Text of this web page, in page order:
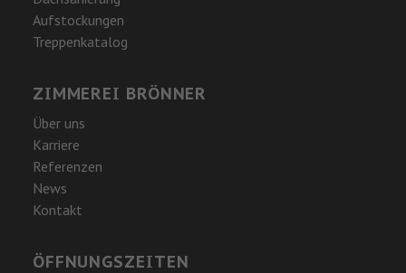
Aufstockungen
Treppenkatalog
ZIMMEREI BRÖNNER
Über uns
Karriere
Referenzen
News
Kontakt
ÖFFNUNGSZEITEN